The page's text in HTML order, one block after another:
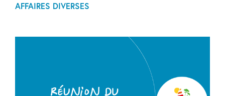
AFFAIRES DIVERSES